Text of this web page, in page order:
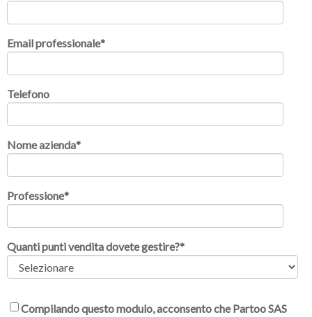
Email professionale*
Telefono
Nome azienda*
Professione*
Quanti punti vendita dovete gestire?*
Compilando questo modulo, acconsento che Partoo SAS